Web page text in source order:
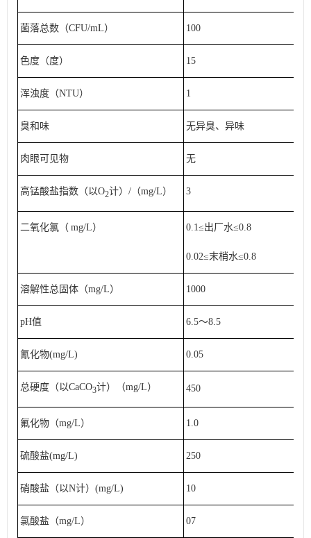
菌落总数（CFU/mL） 100
色度（度） 15
浑浊度（NTU） 1
臭和味 无异臭、异味
肉眼可见物 无
高锰酸盐指数（以O2计）/（mg/L） 3
二氧化氯（ mg/L） 0.1≤出厂水≤0.8
0.02≤末梢水≤0.8
溶解性总固体（mg/L） 1000
pH值 6.5～8.5
氰化物(mg/L) 0.05
总硬度（以CaCO3计）（mg/L） 450
氟化物（mg/L） 1.0
硫酸盐(mg/L) 250
硝酸盐（以N计）(mg/L) 10
氯酸盐（mg/L） 07